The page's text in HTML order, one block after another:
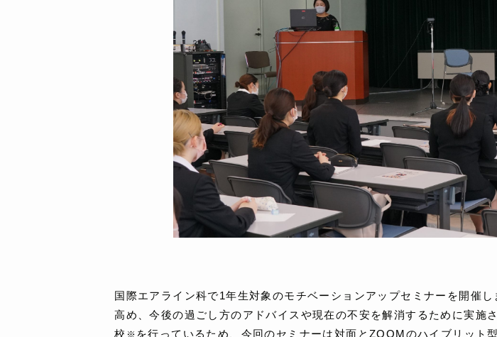
国際エアライン科で1年生対象のモチベーションアップセミナーを開催
高め、今後の過ごし方のアドバイスや現在の不安を解消するために実施
校 ※ を行っているため、今回のセミナーは対面とZOOMのハイブリット